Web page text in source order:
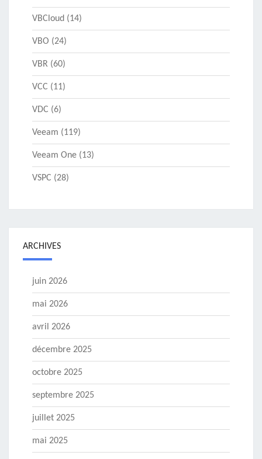
VBCloud (14)
VBO (24)
VBR (60)
VCC (11)
VDC (6)
Veeam (119)
Veeam One (13)
VSPC (28)
ARCHIVES
juin 2026
mai 2026
avril 2026
décembre 2025
octobre 2025
septembre 2025
juillet 2025
mai 2025